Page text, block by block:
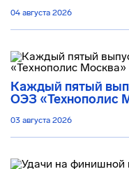
04 августа 2026
Каждый пятый
ОЭЗ «Технополис
03 августа 2026